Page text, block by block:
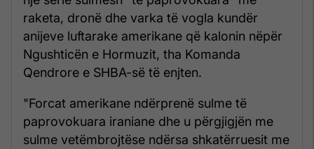
raketa, dronë dhe varka të vogla kundër
anijeve luftarake amerikane që kalonin nëpër
Ngushticën e Hormuzit, tha Komanda
Qendrore e SHBA-së të enjten.
"Forcat amerikane ndërprenë sulme të
paprovokuara iraniane dhe u përgjigjën me
sulme vetëmbrojtëse ndërsa shkatërruesit me